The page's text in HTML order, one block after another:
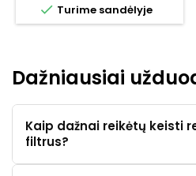
 Turime sandėlyje
Dažniausiai
Kaip dažnai reikėtų keisti
filtrus?